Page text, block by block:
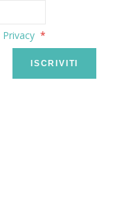
Privacy
ISCRIVITI